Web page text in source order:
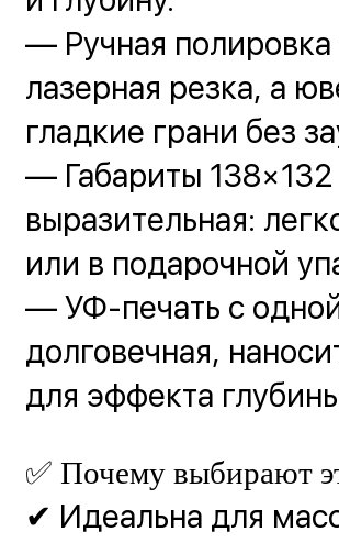
— Ручная
лазерная резка, а
гладкие грани без
— Габариты
выразительная:
или в подарочной
— УФ-печать с
долговечная,
для эффекта
✅ Почему выбирают
✔ Идеальна для